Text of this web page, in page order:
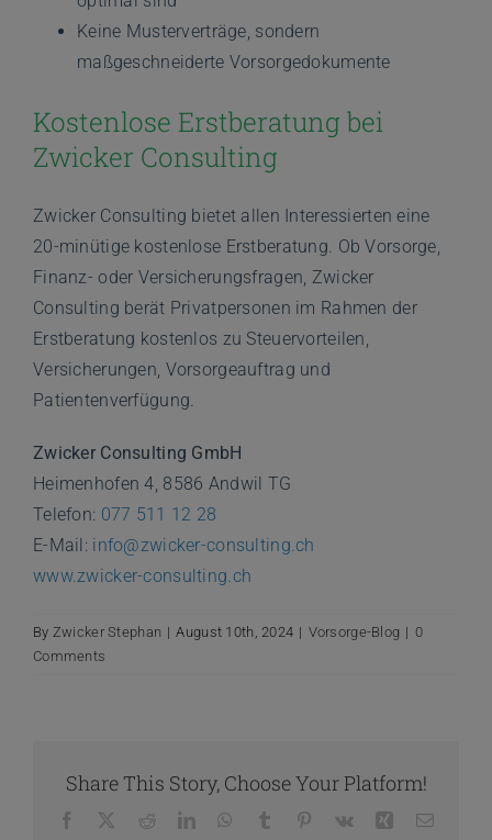
Keine Musterverträge, sondern
maßgeschneiderte Vorsorgedokumente
Kostenlose Erstberatung bei
Zwicker Consulting
Zwicker Consulting bietet allen Interessierten eine
20-minütige kostenlose Erstberatung. Ob Vorsorge,
Finanz- oder Versicherungsfragen, Zwicker
Consulting berät Privatpersonen im Rahmen der
Erstberatung kostenlos zu Steuervorteilen,
Versicherungen, Vorsorgeauftrag und
Patientenverfügung.
Zwicker Consulting GmbH
Heimenhofen 4, 8586 Andwil TG
Telefon: 077 511 12 28
E-Mail: info@zwicker-consulting.ch
www.zwicker-consulting.ch
By Zwicker Stephan | August 10th, 2024 | Vorsorge-Blog | 0
Comments
Share This Story, Choose Your Platform!
Facebook RedditLinkedInWhatsApp
Tumblr Pinterest
Vk XingEmail